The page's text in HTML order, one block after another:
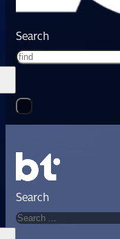
Search
Search